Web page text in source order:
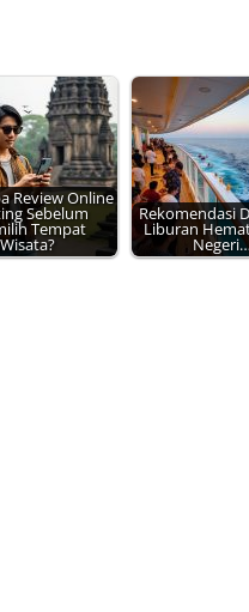
Review Online
Sebelum
Tempat
Wisata?
Rekomendasi
Liburan
Negeri…